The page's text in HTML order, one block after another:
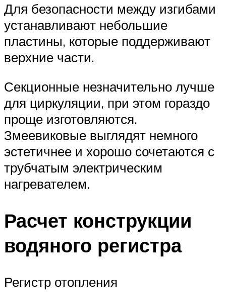
Для безопасности между изгибами
устанавливают небольшие
пластины, которые поддерживают
верхние части.
Секционные незначительно лучше
для циркуляции, при этом гораздо
проще изготовляются.
Змеевиковые выглядят немного
эстетичнее и хорошо сочетаются с
трубчатым электрическим
нагревателем.
Расчет конструкции
водяного регистра
Регистр отопления